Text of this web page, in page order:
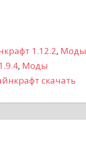
1.12.2, Моды
, Моды
скачать